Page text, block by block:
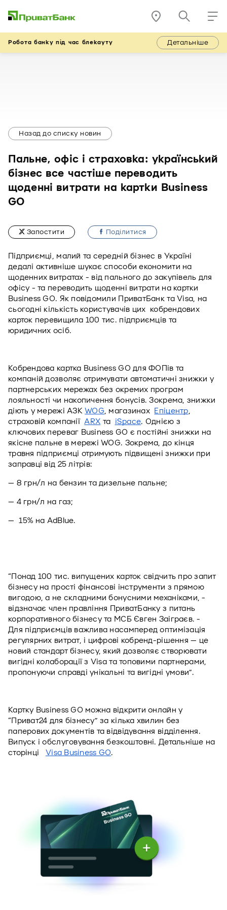
Робота банку під час блекауту Детальніше
Назад до списку новин
Пальне, офіс і страховка: український
бізнес все частіше переводить
щоденні витрати на картки Business
GO
Запостити Подiлитися
Підприємці, малий та середній бізнес в Україні
дедалі активніше шукає способи економити на
щоденних витратах - від пального до закупівель для
офісу - та переводить щоденні витрати на картки
Business GO. Як повідомили ПриватБанк та Visa, на
сьогодні кількість користувачів цих  кобрендових
карток перевищила 100 тис. підприємців та
юридичних осіб.
Кобрендова картка Business GO для ФОПів та
компаній дозволяє отримувати автоматичні знижки у
партнерських мережах без окремих програм
лояльності чи накопичення бонусів. Зокрема, знижки
діють у мережі АЗК WOG, магазинах Епіцентр,
страховій компанії ARX та iSpace. Однією з
ключових переваг Business GO є постійні знижки на
якісне пальне в мережі WOG. Зокрема, до кінця
травня підприємці отримують підвищені знижки при
заправці від 25 літрів:
— 8 грн/л на бензин та дизельне пальне;
— 4 грн/л на газ;
—  15% на AdBlue.
“Понад 100 тис. випущених карток свідчить про запит
бізнесу на прості фінансові інструменти з прямою
вигодою, а не складними бонусними механіками, -
відзначає член правління ПриватБанку з питань
корпоративного бізнесу та МСБ Євген Заіграєв. -
Для підприємців важлива насамперед оптимізація
регулярних витрат, і цифрові кобренд-рішення — це
новий стандарт бізнесу, який дозволяє створювати
вигідні колаборації з Visa та топовими партнерами,
пропонуючи справді унікальні та вигідні умови”.
Картку Business GO можна відкрити онлайн у
“Приват24 для бізнесу” за кілька хвилин без
паперових документів та відвідування відділення.
Випуск і обслуговування безкоштовні. Детальніше на
сторінці
Visa Business GO.